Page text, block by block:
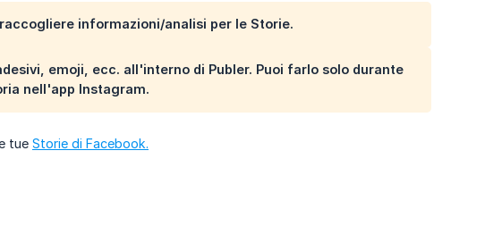
informazioni/analisi per le Storie.
emoji, ecc. all'interno di Publer. Puoi farlo solo durante
nell'app Instagram.
tue Storie di Facebook.